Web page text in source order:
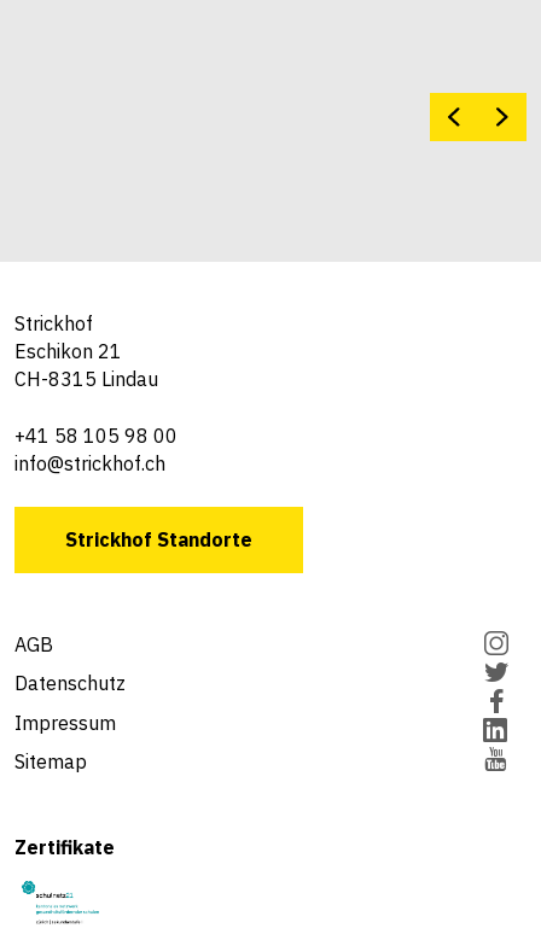
Strickhof
Eschikon 21
CH-8315 Lindau
+41 58 105 98 00
info@strickhof.ch
Strickhof Standorte
AGB
Datenschutz
Impressum
Sitemap
Zertifikate